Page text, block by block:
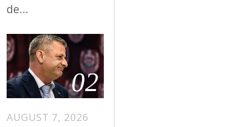
de…
02
AUGUST 7, 2026